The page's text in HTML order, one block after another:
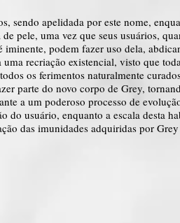
sendo apelidada por este nome,
pele, uma vez que seus usuários,
podem fazer uso dela,
recriação existencial, visto que
os ferimentos naturalmente
parte do novo corpo de Grey,
a um poderoso processo de
do usuário, enquanto a escala desta
das imunidades adquiridas por